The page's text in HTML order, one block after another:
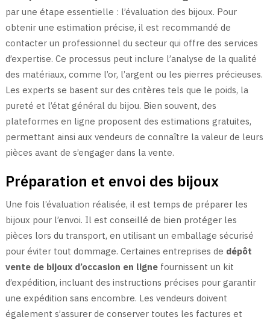
par une étape essentielle : l’évaluation des bijoux. Pour
obtenir une estimation précise, il est recommandé de
contacter un professionnel du secteur qui offre des services
d’expertise. Ce processus peut inclure l’analyse de la qualité
des matériaux, comme l’or, l’argent ou les pierres précieuses.
Les experts se basent sur des critères tels que le poids, la
pureté et l’état général du bijou. Bien souvent, des
plateformes en ligne proposent des estimations gratuites,
permettant ainsi aux vendeurs de connaître la valeur de leurs
pièces avant de s’engager dans la vente.
Préparation et envoi des bijoux
Une fois l’évaluation réalisée, il est temps de préparer les
bijoux pour l’envoi. Il est conseillé de bien protéger les
pièces lors du transport, en utilisant un emballage sécurisé
pour éviter tout dommage. Certaines entreprises de dépôt
vente de bijoux d’occasion en lignefournissent un kit
d’expédition, incluant des instructions précises pour garantir
une expédition sans encombre. Les vendeurs doivent
également s’assurer de conserver toutes les factures et